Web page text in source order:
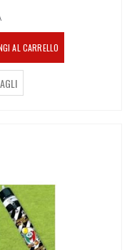
AL CARRELLO